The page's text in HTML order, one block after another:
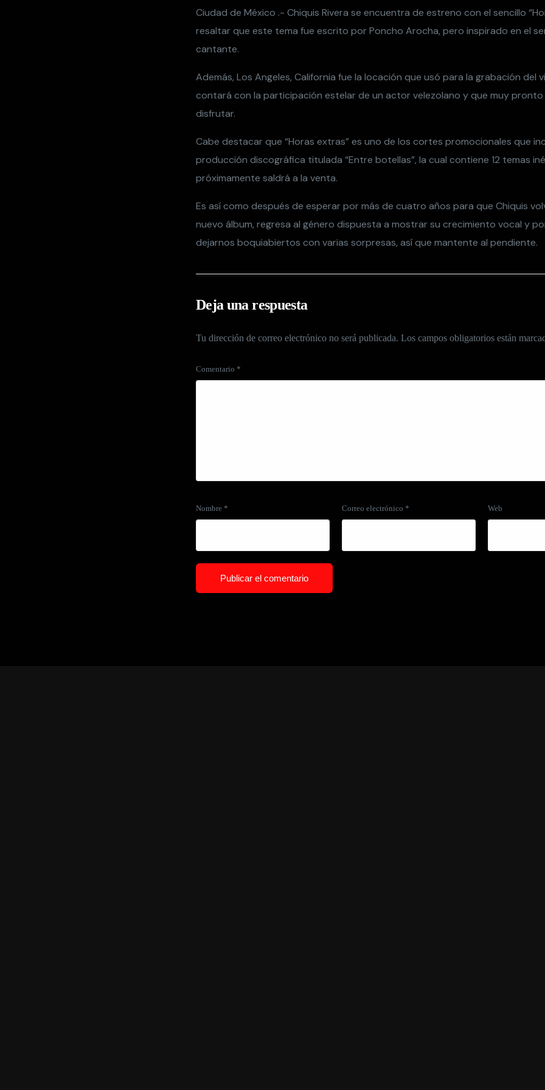
Ciudad de México .- Chiquis Rivera se encuentra de estreno con el sencillo
resaltar que este tema fue escrito por Poncho Arocha, pero inspirado en el
cantante.
Además, Los Angeles, California fue la locación que usó para la grabación del
contará con la participación estelar de un actor velezolano y que muy
disfrutar.
Cabe destacar que “Horas extras” es uno de los cortes promocionales que
producción discográfica titulada “Entre botellas”, la cual contiene 12 temas
próximamente saldrá a la venta.
Es así como después de esperar por más de cuatro años para que Chiquis
nuevo álbum, regresa al género dispuesta a mostrar su crecimiento vocal y
dejarnos boquiabiertos con varias sorpresas, así que mantente al pendiente.
Deja una respuesta
Tu dirección de correo electrónico no será publicada. Los campos obligatorios están
Comentario *
Nombre * Correo electrónico * Web